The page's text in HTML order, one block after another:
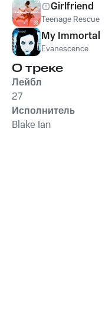
Girlfriend
Teenage Rescue
My Immortal
Evanescence
О треке
Лейбл
27
Исполнитель
Blake Ian